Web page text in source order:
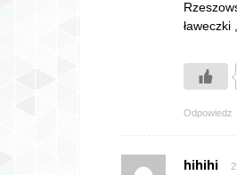
Odpowiedz
hihihi